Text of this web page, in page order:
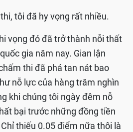
tôi đã hy vọng rất nhiều.
vọng đó đã trở thành nỗi thất
gia năm nay. Gian lận
thi đã phá tan nát bao
nỗ lực của hàng trăm nghìn
khi chúng tôi ngày đêm nỗ
bại trước những đồng tiền
thiếu 0.05 điểm nữa thôi là